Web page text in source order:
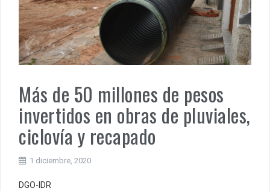
Más de 50 millones de pesos
invertidos en obras de pluviales,
ciclovía y recapado
1 diciembre, 2020
DGO-IDR